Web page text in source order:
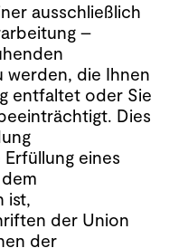
ausschließlich
–
werden, die Ihnen
entfaltet oder Sie
Dies
eines
ist,
der Union
der